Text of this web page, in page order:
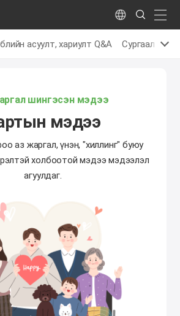
Language
Search
Submit
асуулт, хариулт Q&A Сургаал
шингэсэн мэдээ
мэдээ
аз жаргал, үнэн, "хиллинг" буюу
холбоотой мэдээ мэдээлэл
агуулдаг.